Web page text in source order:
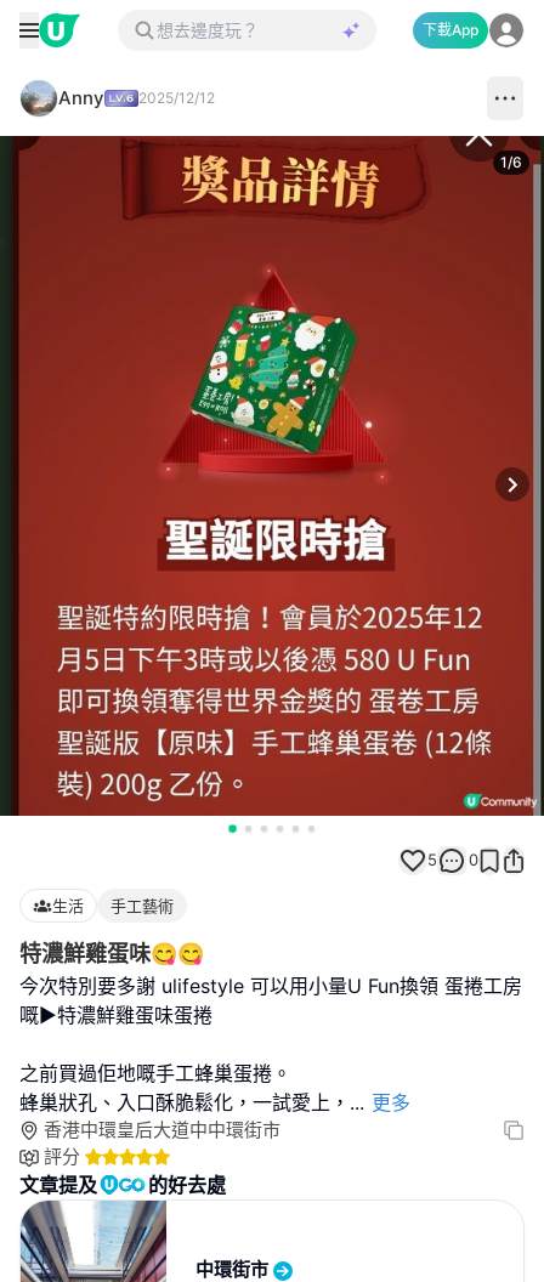
下載App
Anny 2025/12/12
1/6
5 0
生活 手工藝術
特濃鮮雞蛋味😋😋
今次特別要多謝 ulifestyle 可以用小量U Fun換領 蛋捲工房
嘅▶特濃鮮雞蛋味蛋捲
之前買過佢地嘅手工蜂巢蛋捲。
蜂巢狀孔、入口酥脆鬆化，一試愛上， ... 更多
香港中環皇后大道中中環街市
評分
文章提及 的好去處
中環街市